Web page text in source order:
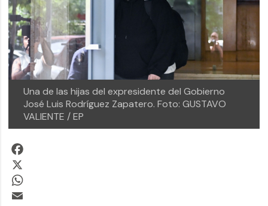
Una de las hijas del expresidente del Gobierno
José Luis Rodríguez Zapatero.Foto: GUSTAVO
VALIENTE / EP